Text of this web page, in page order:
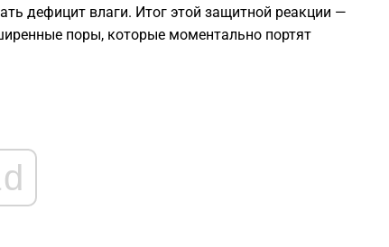
дефицит влаги. Итог этой защитной реакции —
поры, которые моментально портят